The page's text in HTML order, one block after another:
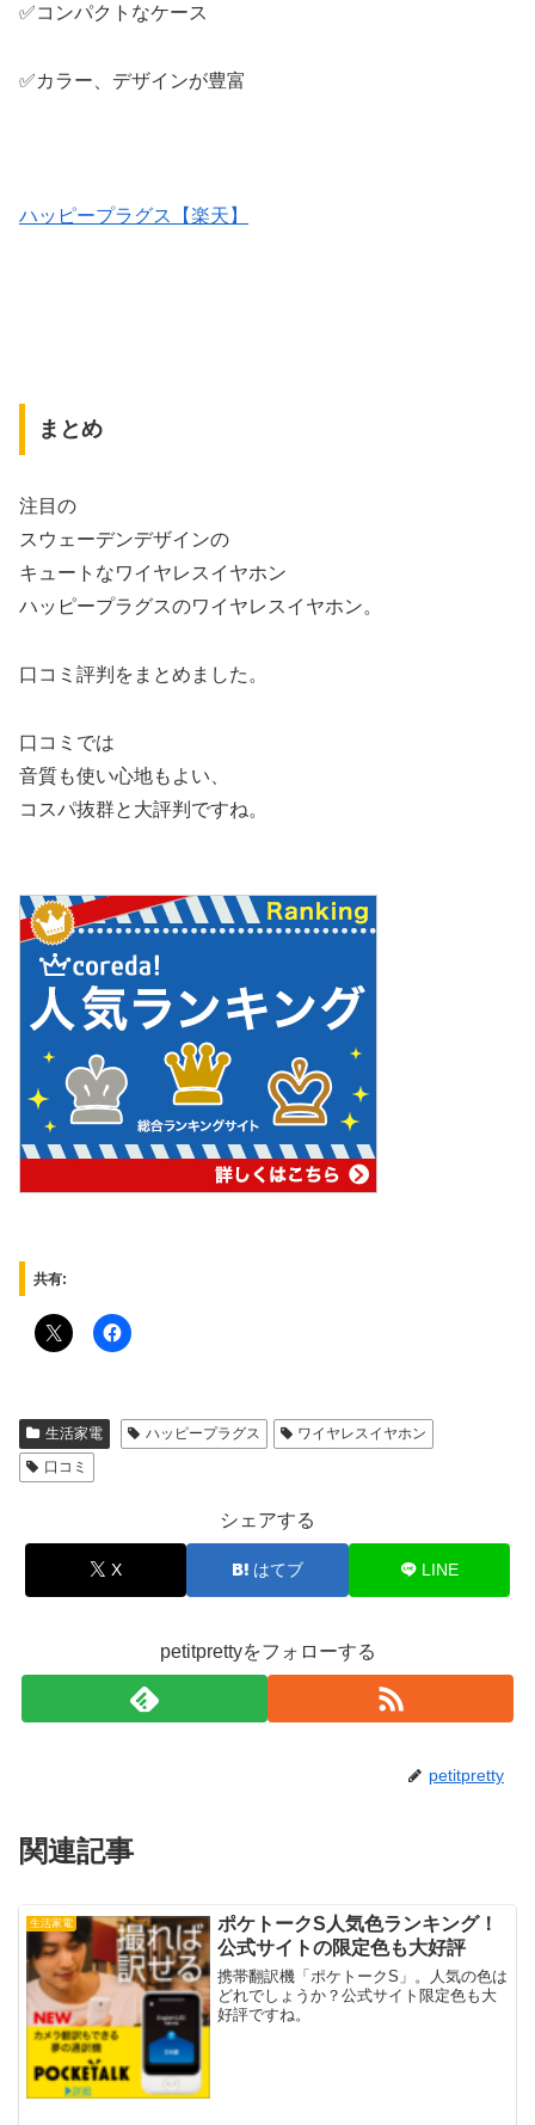
✅コンパクトなケース
✅カラー、デザインが豊富
ハッピープラグス【楽天】
まとめ
注目の
スウェーデンデザインの
キュートなワイヤレスイヤホン
ハッピープラグスのワイヤレスイヤホン。
口コミ評判をまとめました。
口コミでは
音質も使い心地もよい、
コスパ抜群と大評判ですね。
共有:
生活家電 ハッピープラグス
ワイヤレスイヤホン
口コミ
シェアする
X はてブ LINE
petitprettyをフォローする
petitpretty
関連記事
生活家電
ポケトークS人気色ランキング！
公式サイトの限定色も大好評
携帯翻訳機「ポケトークS」。人気の色は
どれでしょうか？公式サイト限定色も大
好評ですね。